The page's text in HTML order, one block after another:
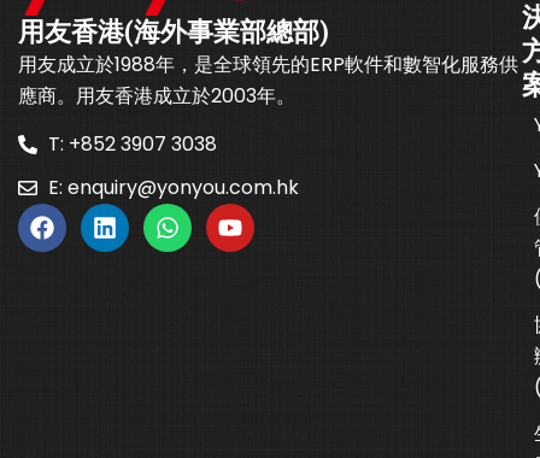
用友香港(海外事業部總部)
用友成立於1988年，是全球領先的ERP軟件和數智化服務供
應商。用友香港成立於2003年。
T: +852 3907 3038
E: enquiry@yonyou.com.hk